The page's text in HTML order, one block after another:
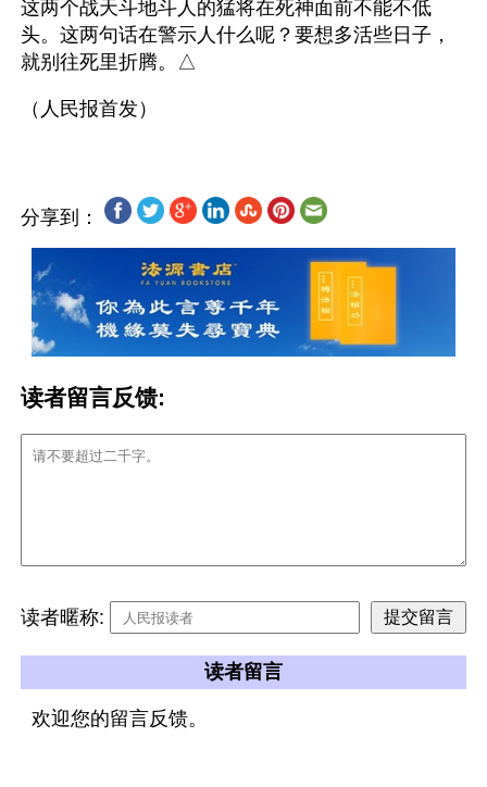
这两个战天斗地斗人的猛将在死神面前不能不低
头。这两句话在警示人什么呢？要想多活些日子，
就别往死里折腾。△
分享到：
读者留言反馈:
读者暱称:
读者留言
欢迎您的留言反馈。